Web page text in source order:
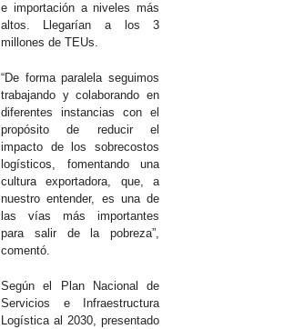
e importación a niveles más
altos. Llegarían a los 3
millones de TEUs.
“De forma paralela seguimos
trabajando y colaborando en
diferentes instancias con el
propósito de reducir el
impacto de los sobrecostos
logísticos, fomentando una
cultura exportadora, que, a
nuestro entender, es una de
las vías más importantes
para salir de la pobreza”,
comentó.
Según el Plan Nacional de
Servicios e Infraestructura
Logística al 2030, presentado